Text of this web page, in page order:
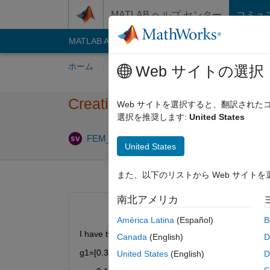
MATLAB ヘルプ センター コミュ
MATLAB Answers File Exchange
ホーム 質問する 回答 閲覧
Creating a new matrix based
FEM_Analysis_1000 2019 12 月 23
I have two matrices:
g1=[0.3 0.3 0.4 0.4 0.5 0.5 ...;
Web サイトの選択
Web サイトを選択すると、翻訳された
選択を推奨します: United States
United States
また、以下のリストから Web サイトを
南北アメリカ
América Latina (Español)
Canada (English)
United States (English)